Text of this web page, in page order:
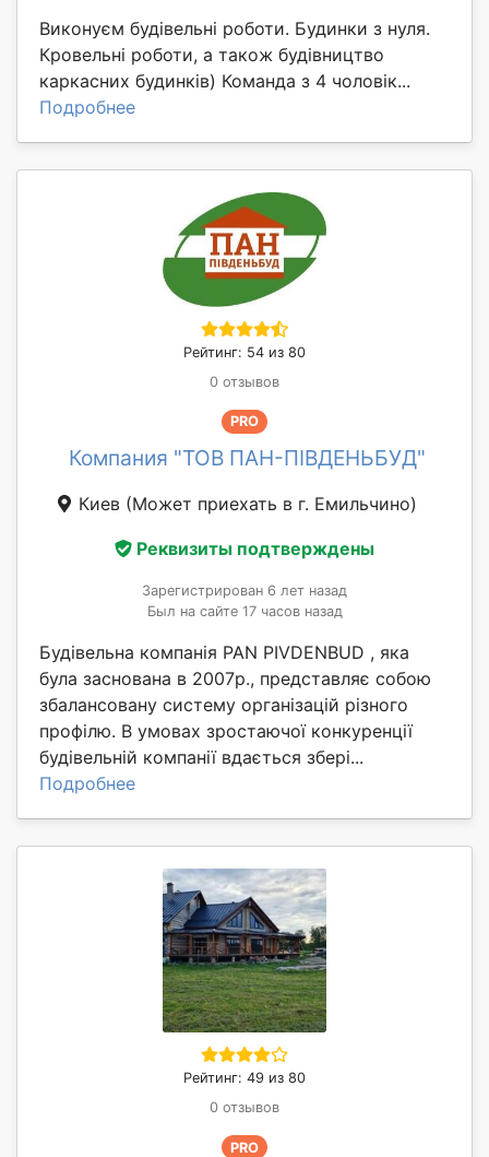
Виконуєм будівельні роботи. Будинки з нуля.
Кровельні роботи, а також будівництво
каркасних будинків) Команда з 4 чоловік...
Подробнее
Рейтинг: 54 из 80
0 отзывов
PRO
Компания "ТОВ ПАН-ПІВДЕНЬБУД"
Киев (Может приехать в г. Емильчино)
Реквизиты подтверждены
Зарегистрирован 6 лет назад
Был на сайте 17 часов назад
Будівельна компанія PAN PIVDENBUD , яка
була заснована в 2007р., представляє собою
збалансовану систему організацій різного
профілю. В умовах зростаючої конкуренції
будівельній компанії вдається збері...
Подробнее
Рейтинг: 49 из 80
0 отзывов
PRO